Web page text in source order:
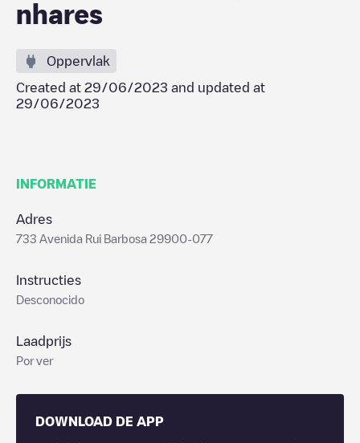
nhares
Oppervlak
Created at 29/06/2023 and updated at
29/06/2023
INFORMATIE
Adres
733 Avenida Rui Barbosa 29900-077
Instructies
Desconocido
Laadprijs
Por ver
DOWNLOAD DE APP